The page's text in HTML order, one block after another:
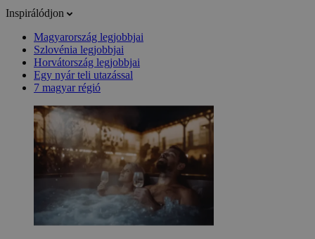
Inspirálódjon
Magyarország legjobbjai
Szlovénia legjobbjai
Horvátország legjobbjai
Egy nyár teli utazással
7 magyar régió